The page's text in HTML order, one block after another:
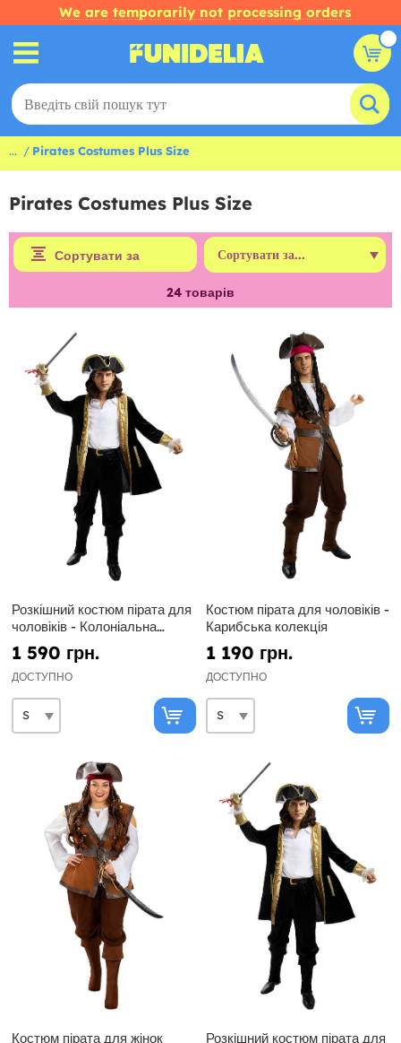
We are temporarily not processing orders
... Pirates Costumes Plus Size
Pirates Costumes Plus Size
Сортувати за
24 товарів
Розкішний костюм пірата для
чоловіків - Колоніальна
колекція
1 590 грн.
ДОСТУПНО
Костюм пірата для чоловіків -
Карибська колекція
1 190 грн.
ДОСТУПНО
Костюм пірата для жінок
Розкішний костюм пірата для